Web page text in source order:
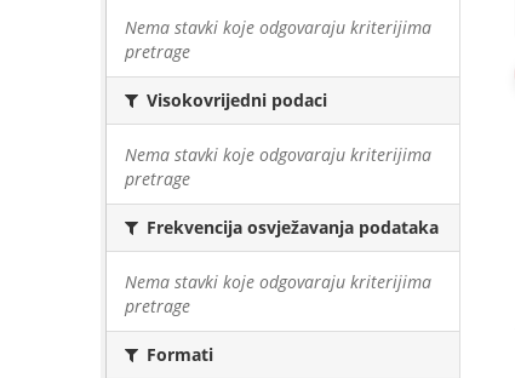
Nema stavki koje odgovaraju kriterijima
pretrage
Visokovrijedni podaci
Nema stavki koje odgovaraju kriterijima
pretrage
Frekvencija osvježavanja podataka
Nema stavki koje odgovaraju kriterijima
pretrage
Formati